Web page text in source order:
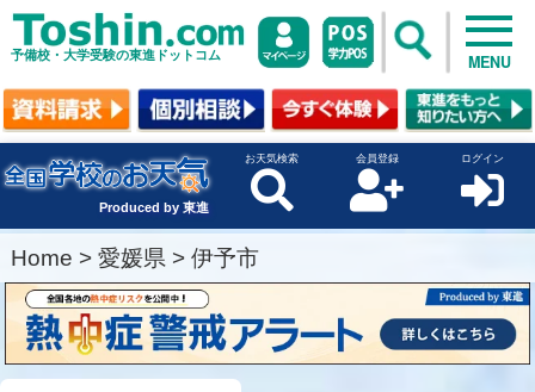
予備校・大学受験の東進ドットコム MENU
Produced by 東進
お天気検索 会員登録 ログイン
Home > 愛媛県 > 伊予市